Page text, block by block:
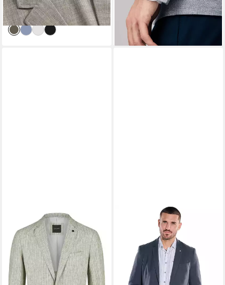
-21%
lieferbar - in 2-3 Werktagen bei dir
lieferbar - in 2-3 Werktagen bei dir